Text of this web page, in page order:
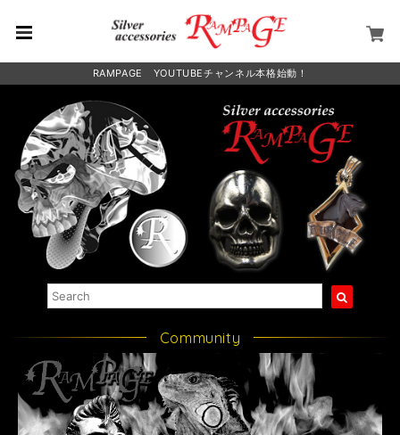
RAMPAGE YOUTUBEチャンネル本格始動！
Community